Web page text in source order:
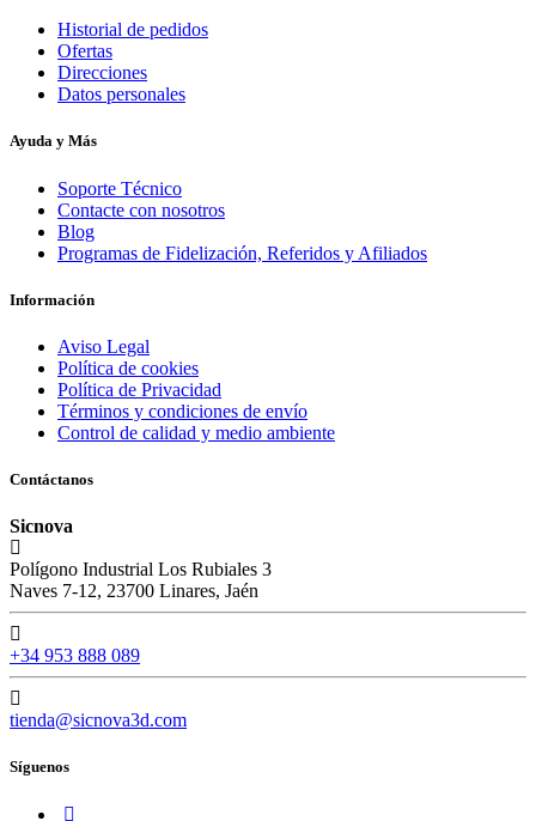
Historial de pedidos
Ofertas
Direcciones
Datos personales
Ayuda y Más
Soporte Técnico
Contacte con nosotros
Blog
Programas de Fidelización, Referidos y Afiliados
Información
Aviso Legal
Política de cookies
Política de Privacidad
Términos y condiciones de envío
Control de calidad y medio ambiente
Contáctanos
Sicnova
Polígono Industrial Los Rubiales 3
Naves 7-12, 23700 Linares, Jaén
+34 953 888 089
tienda@sicnova3d.com
Síguenos